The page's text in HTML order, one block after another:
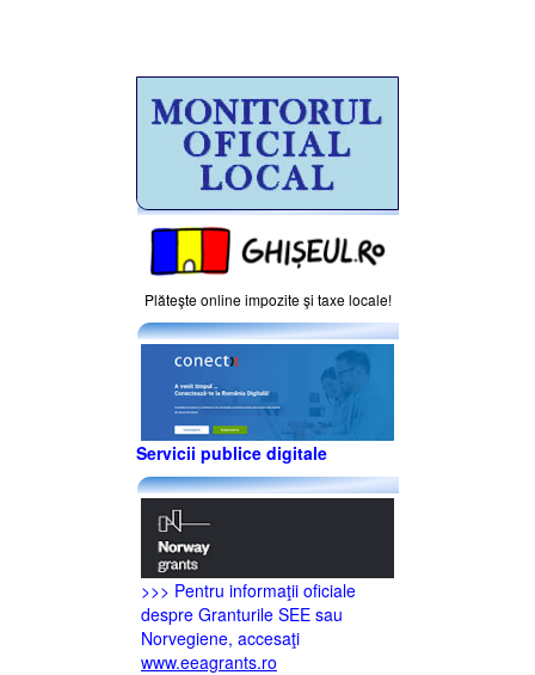
Plăteşte online impozite şi taxe locale!
Servicii publice digitale
>>> Pentru informaţii oficiale
despre Granturile SEE sau
Norvegiene, accesaţi
www.eeagrants.ro